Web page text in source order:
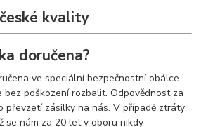
kvality
doručena?
ve speciální bezpečnostní obálce
bez poškození rozbalit. Odpovědnost za
převzetí zásilky na nás. V případě ztráty
se nám za 20 let v oboru nikdy